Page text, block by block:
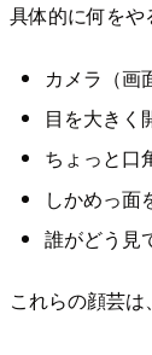
具体的に何をや
カメラ（画
目を大きく
ちょっと口
しかめっ面
誰がどう見
これらの顔芸は